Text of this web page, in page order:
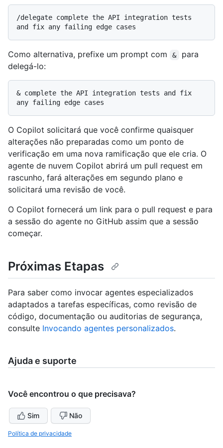
/delegate complete the API integration tests
Como alternativa, prefixe um prompt com &
para
delegá-lo:
& complete the API integration tests and fix
O Copilot solicitará que você confirme quaisquer
alterações não preparadas como um ponto de
verificação em uma nova ramificação que ele cria. O
agente de nuvem Copilot abrirá um pull request em
rascunho, fará alterações em segundo plano e
solicitará uma revisão de você.
O Copilot fornecerá um link para o pull request e para
a sessão do agente no GitHub assim que a sessão
começar.
Próximas Etapas
Para saber como invocar agentes especializados
adaptados a tarefas específicas, como revisão de
código, documentação ou auditorias de segurança,
consulte Invocando agentes personalizados.
Ajuda e suporte
Você encontrou o que precisava?
Sim Não
Política de privacidade